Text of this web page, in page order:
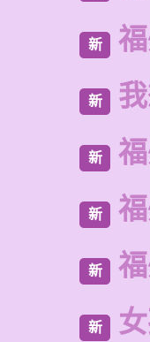
新
新
新
新
新
新